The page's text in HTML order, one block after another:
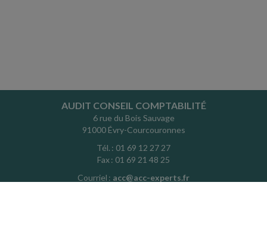
AUDIT CONSEIL COMPTABILITÉ
6 rue du Bois Sauvage
91000 Évry-Courcouronnes
Tél. : 01 69 12 27 27
Fax : 01 69 21 48 25
Courriel : acc@acc-experts.fr